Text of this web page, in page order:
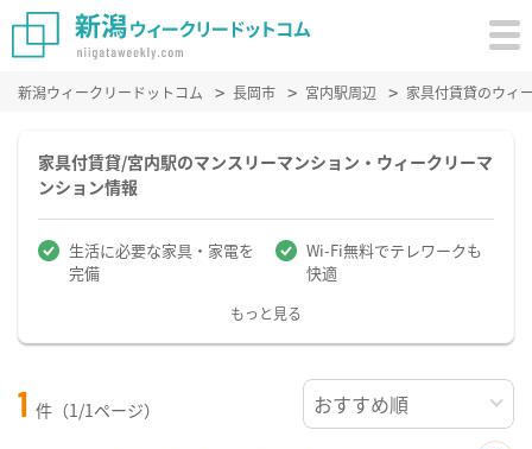
新潟ウィークリードットコム 長岡市 宮内駅周辺 家具付賃貸のウィ
家具付賃貸/宮内駅のマンスリーマンション・ウィークリーマ
ンション情報
生活に必要な家具・家電を
完備
Wi-Fi無料でテレワークも
快適
もっと見る
1 件（1/1ページ）